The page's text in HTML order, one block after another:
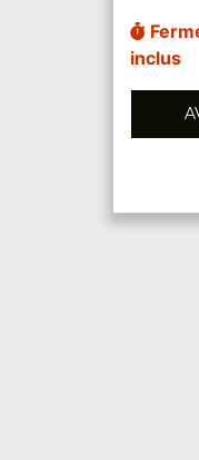
inclus